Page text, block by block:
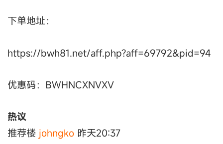
下单地址：
https://bwh81.net/aff.php?aff=69792&pid=94
优惠码：BWHNCXNVXV
热议
推荐楼 johngko 昨天20:37